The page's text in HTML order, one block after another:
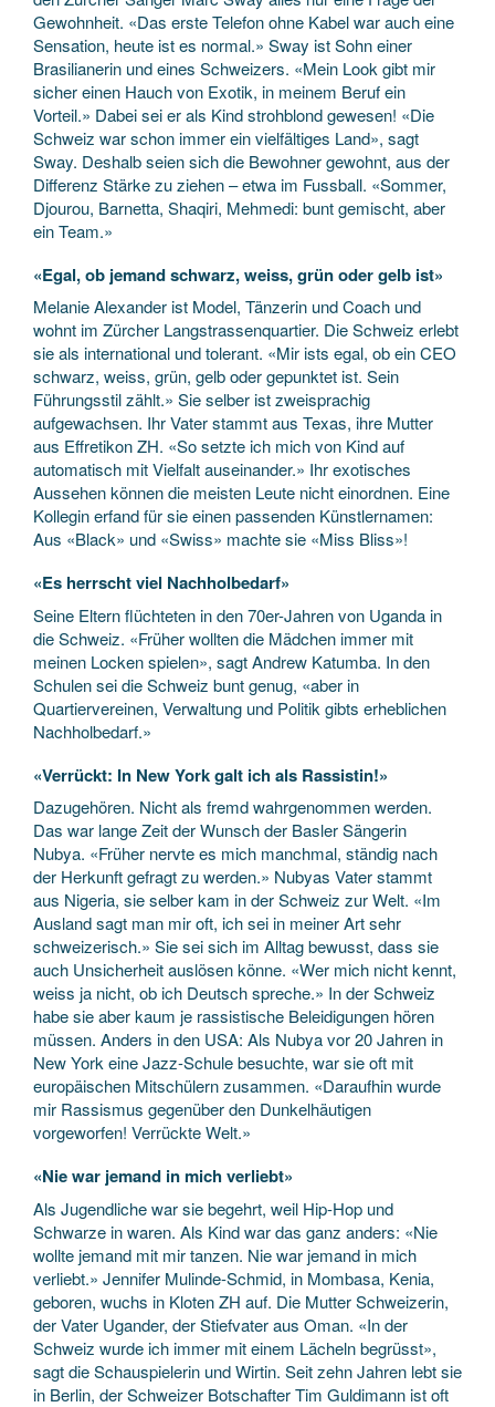
Gewohnheit. «Das erste Telefon ohne Kabel war auch eine
Sensation, heute ist es normal.» Sway ist Sohn einer
Brasilianerin und eines Schweizers. «Mein Look gibt mir
sicher einen Hauch von Exotik, in meinem Beruf ein
Vorteil.» Dabei sei er als Kind strohblond gewesen! «Die
Schweiz war schon immer ein vielfältiges Land», sagt
Sway. Deshalb seien sich die Bewohner gewohnt, aus der
Differenz Stärke zu ziehen – etwa im Fussball. «Sommer,
Djourou, Barnetta, Shaqiri, Mehmedi: bunt gemischt, aber
ein Team.»
«Egal, ob jemand schwarz, weiss, grün oder gelb ist»
Melanie Alexander ist Model, Tänzerin und Coach und
wohnt im Zürcher Langstrassenquartier. Die Schweiz erlebt
sie als international und tolerant. «Mir ists egal, ob ein CEO
schwarz, weiss, grün, gelb oder gepunktet ist. Sein
Führungsstil zählt.» Sie selber ist zweisprachig
aufgewachsen. Ihr Vater stammt aus Texas, ihre Mutter
aus Effretikon ZH. «So setzte ich mich von Kind auf
automatisch mit Vielfalt auseinander.» Ihr exotisches
Aussehen können die meisten Leute nicht einordnen. Eine
Kollegin erfand für sie einen passenden Künstlernamen:
Aus «Black» und «Swiss» machte sie «Miss Bliss»!
«Es herrscht viel Nachholbedarf»
Seine Eltern flüchteten in den 70er-Jahren von Uganda in
die Schweiz. «Früher wollten die Mädchen immer mit
meinen Locken spielen», sagt Andrew Katumba. In den
Schulen sei die Schweiz bunt genug, «aber in
Quartiervereinen, Verwaltung und Politik gibts erheblichen
Nachholbedarf.»
«Verrückt: In New York galt ich als Rassistin!»
Dazugehören. Nicht als fremd wahrgenommen werden.
Das war lange Zeit der Wunsch der Basler Sängerin
Nubya. «Früher nervte es mich manchmal, ständig nach
der Herkunft gefragt zu werden.» Nubyas Vater stammt
aus Nigeria, sie selber kam in der Schweiz zur Welt. «Im
Ausland sagt man mir oft, ich sei in meiner Art sehr
schweizerisch.» Sie sei sich im Alltag bewusst, dass sie
auch Unsicherheit auslösen könne. «Wer mich nicht kennt,
weiss ja nicht, ob ich Deutsch spreche.» In der Schweiz
habe sie aber kaum je rassistische Beleidigungen hören
müssen. Anders in den USA: Als Nubya vor 20 Jahren in
New York eine Jazz-Schule besuchte, war sie oft mit
europäischen Mitschülern zusammen. «Daraufhin wurde
mir Rassismus gegenüber den Dunkelhäutigen
vorgeworfen! Verrückte Welt.»
«Nie war jemand in mich verliebt»
Als Jugendliche war sie begehrt, weil Hip-Hop und
Schwarze in waren. Als Kind war das ganz anders: «Nie
wollte jemand mit mir tanzen. Nie war jemand in mich
verliebt.» Jennifer Mulinde-Schmid, in Mombasa, Kenia,
geboren, wuchs in Kloten ZH auf. Die Mutter Schweizerin,
der Vater Ugander, der Stiefvater aus Oman. «In der
Schweiz wurde ich immer mit einem Lächeln begrüsst»,
sagt die Schauspielerin und Wirtin. Seit zehn Jahren lebt sie
in Berlin, der Schweizer Botschafter Tim Guldimann ist oft